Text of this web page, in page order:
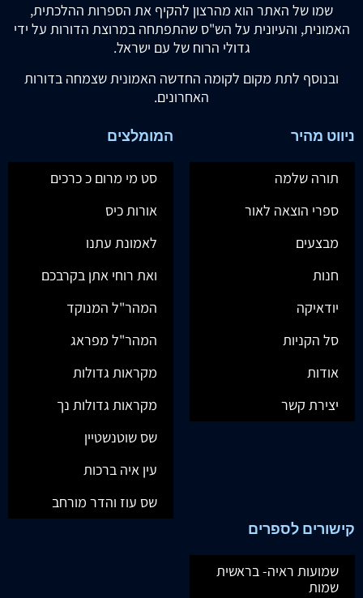
שמו של האתר הוא מהרצון להקיף את הספרות ההלכתית,
האמונית, והעיונית על הש"ס שהתפתחה במרוצת הדורות על ידי
גדולי הרוח של עם ישראל.
ובנוסף לתת מקום לקומה החדשה האמונית שצמחה בדורות
האחרונים.
ניווט מהיר
תורה שלמה
ספרי הוצאה לאור
מבצעים
חנות
יודאיקה
סל הקניות
אודות
יצירת קשר
המומלצים
סט מי מרום כ כרכים
אורות כיס
לאמונת עתנו
ואת רוחי אתן בקרבכם
המהר"ל המנוקד
המהר"ל מפראג
מקראות גדולות
מקראות גדולות נך
שס שוטנשטיין
עין איה ברכות
שס עוז והדר מורחב
קישורים לספרים
שמועות ראיה- בראשית
שמות